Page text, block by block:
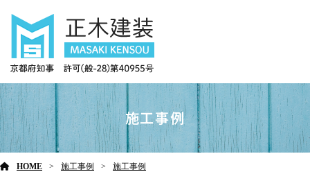
施工事例
HOME 施工事例
施工事例